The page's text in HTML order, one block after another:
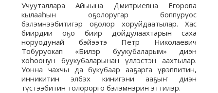
Учууталлара Айыына Дмитриевна Егорова
кылааһын оҕолоругар боппуруос
бэлэмнээбитигэр оҕолор хоруйдаатылар. Хас
биирдии оҕо биир дойдулаахтарын саха
норуодунай бэйээтэ Петр Николаевич
Тобуруокап «Билэр буукубаларым» диэн
хоһоонун буукубаларынан үллэстэн аахтылар.
Уонна чахчы да букубаар ааҕарга үөрэппитин,
инникитин элбэх кинигэни ааҕыҥ диэн
түстээбитин толорорго бэлэмнэрин эттилэр.